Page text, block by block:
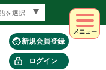
新規会員登録
ログイン
メニュー